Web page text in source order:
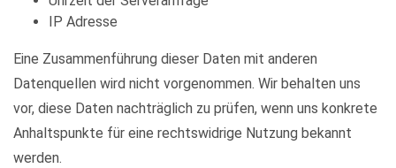
IP Adresse
Eine Zusammenführung dieser Daten mit anderen
Datenquellen wird nicht vorgenommen. Wir behalten uns
vor, diese Daten nachträglich zu prüfen, wenn uns konkrete
Anhaltspunkte für eine rechtswidrige Nutzung bekannt
werden.